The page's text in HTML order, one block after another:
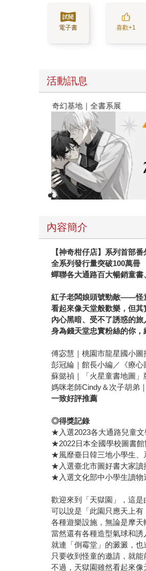
電子書 喜歡+1
活動訊息
春光ｘ奇幻基地｜全書系展
內容簡介
【神奇柑仔店】系列首部番
全系列發行量突破100萬冊
蟬聯各大通路百大暢銷童
紅子老闆娘頭號勁敵——怪
看起來像天堂般歡樂，但其
內心黑暗、受不了誘惑的
身為錢天堂忠實粉絲的你，
傅宓慧｜桃園市龍星國小圖
彭冠綸｜館長小編／《療心
蘇懿禎｜「火星童書地圖」
媽咪老師Cindy＆次子胡弟
一致好評推薦
◎得獎記錄
★入選2023各大通路兒童
★2022日本全國學校圖書
★風靡臺日韓三地小學生、
★入選臺北市圖好書大家讀
★入選文化部中小學生讀物
歡迎來到「天獄園」，這
可以說是「此園只應天上有
各種遊樂設施，無論是摩
當然還有各種造型氣球和誘
就連「倒霉堂」的澱澱，也
只要收到怪童的邀請，就
不過，天獄園雖然看起來像